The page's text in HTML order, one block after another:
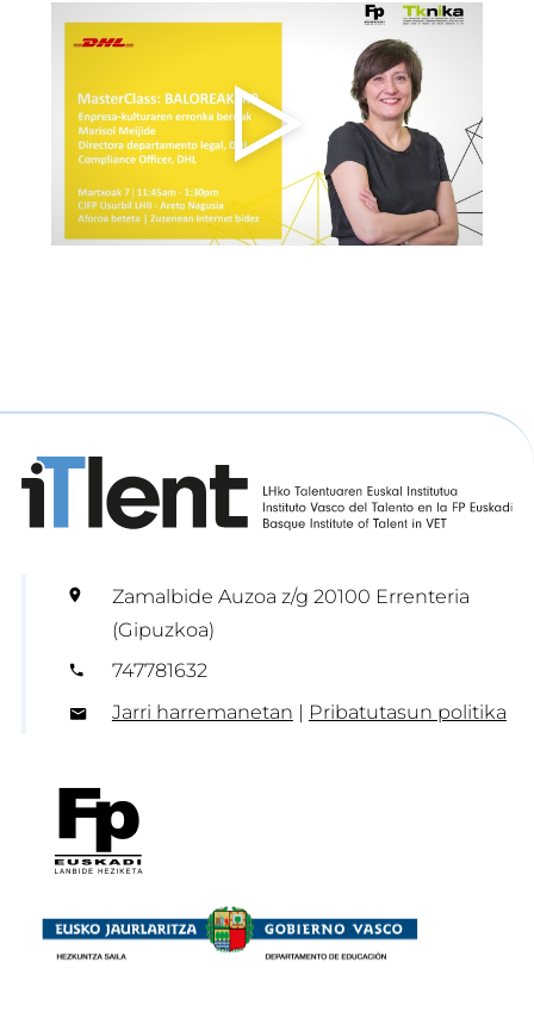
Zamalbide Auzoa z/g 20100 Errenteria
(Gipuzkoa)
747781632
Jarri harremanetan | Pribatutasun politika